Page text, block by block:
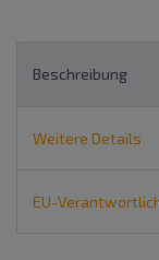
Beschreibung
Weitere Details
EU-